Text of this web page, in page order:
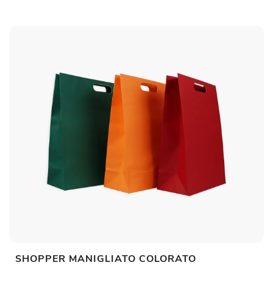
SHOPPER MANIGLIATO COLORATO